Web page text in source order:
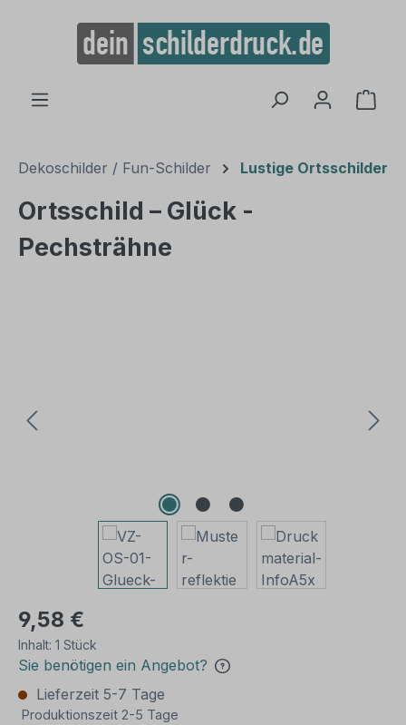
springen
Dekoschilder / Fun-Schilder Lustige Ortsschilder
Ortsschild – Glück -
Pechsträhne
9,58 €
Inhalt: 1 Stück
Sie benötigen ein Angebot?
Lieferzeit 5-7 Tage
Produktionszeit 2-5 Tage